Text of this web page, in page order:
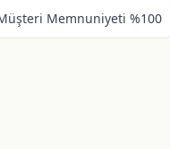
Memnuniyeti %100